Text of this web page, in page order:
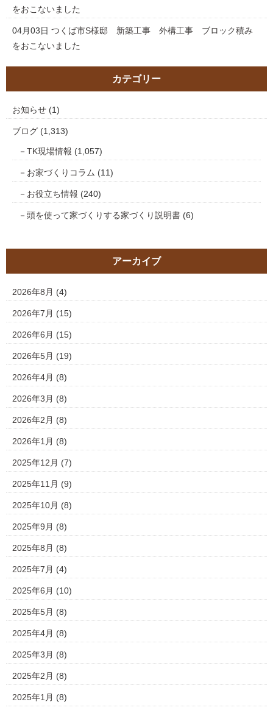
をおこないました
04月03日 つくば市S様邸 新築工事 外構工事 ブロック積み
をおこないました
カテゴリー
お知らせ (1)
ブログ (1,313)
TK現場情報 (1,057)
お家づくりコラム (11)
お役立ち情報 (240)
頭を使って家づくりする家づくり説明書 (6)
アーカイブ
2026年8月 (4)
2026年7月 (15)
2026年6月 (15)
2026年5月 (19)
2026年4月 (8)
2026年3月 (8)
2026年2月 (8)
2026年1月 (8)
2025年12月 (7)
2025年11月 (9)
2025年10月 (8)
2025年9月 (8)
2025年8月 (8)
2025年7月 (4)
2025年6月 (10)
2025年5月 (8)
2025年4月 (8)
2025年3月 (8)
2025年2月 (8)
2025年1月 (8)